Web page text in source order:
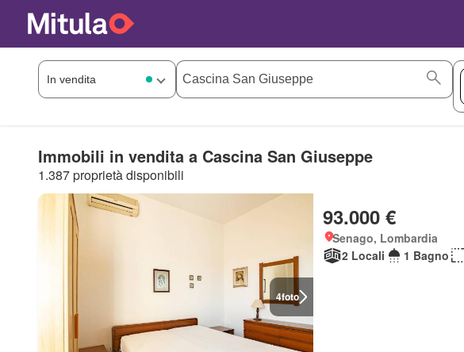
Immobili in vendita a Cascina San Giuseppe
1.387 proprietà disponibili
4foto
93.000 €
Senago, Lombardia
2 Locali
1 Bagno